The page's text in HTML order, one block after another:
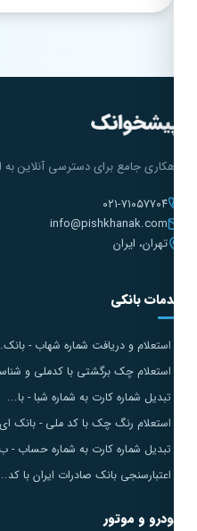
جامع برای دسترسی آنلاین به
۰۲۱-۷۱۰۵۷۷۰۴
info@pishkhanak.com
تهران، ایران
بانکی
استعلام و دریافت شماره شهاب - بانک...
استعلام چک برگشتی با کدملی و شناسه...
تبدیل شماره کارت به شماره شبا - با...
استعلام رنگ چک با کد ملی - بانک ای...
تبدیل شماره کارت به شماره حساب - ب...
اعتبارسنجی بانک صادرات ایران با کد...
و موتور